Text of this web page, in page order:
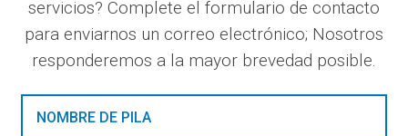
servicios? Complete el formulario de contacto
para enviarnos un correo electrónico; Nosotros
responderemos a la mayor brevedad posible.